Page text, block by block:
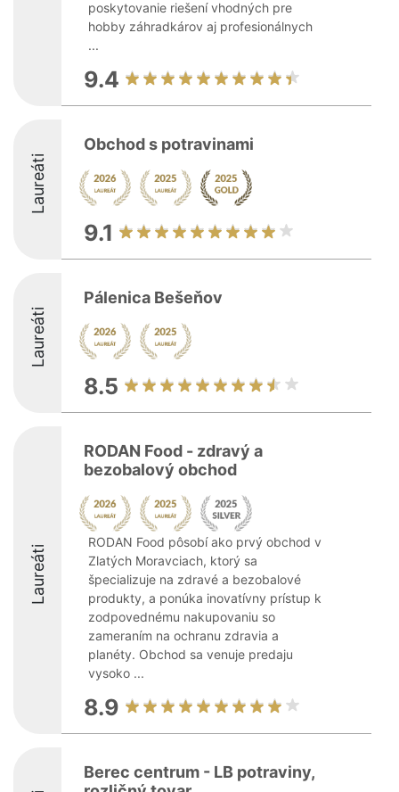
poskytovanie riešení vhodných pre
hobby záhradkárov aj profesionálnych
...
9.4
Laureáti
Obchod s potravinami
9.1
Laureáti
Pálenica Bešeňov
8.5
Laureáti
RODAN Food - zdravý a
bezobalový obchod
RODAN Food pôsobí ako prvý obchod v
Zlatých Moravciach, ktorý sa
špecializuje na zdravé a bezobalové
produkty, a ponúka inovatívny prístup k
zodpovednému nakupovaniu so
zameraním na ochranu zdravia a
planéty. Obchod sa venuje predaju
vysoko ...
8.9
Berec centrum - LB potraviny,